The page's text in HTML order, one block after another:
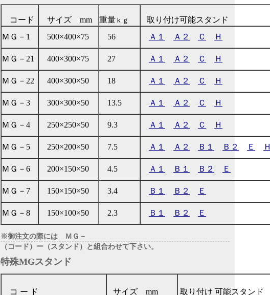
コード サイズ mm 重量 ｋｇ
取り付け可能スタンド
ＭＧ－1
500×400×75 56 Ａ１ Ａ２ Ｃ Ｈ
ＭＧ－21 400×300×75 27 Ａ１ Ａ２ Ｃ Ｈ
ＭＧ－22 400×300×50 18 Ａ１ Ａ２ Ｃ Ｈ
ＭＧ－3 300×300×50 13.5 Ａ１ Ａ２ Ｃ Ｈ
ＭＧ－4 250×250×50 9.3 Ａ１ Ａ２ Ｃ Ｈ
ＭＧ－5 250×200×50 7.5 Ａ１ Ａ２ Ｂ１ Ｂ２ Ｅ Ｈ
ＭＧ－6 200×150×50 4.5 Ａ１ Ｂ１ Ｂ２ Ｅ
ＭＧ－7 150×150×50 3.4 Ｂ１ Ｂ２ Ｅ
ＭＧ－8 150×100×50 2.3 Ｂ１ Ｂ２ Ｅ
※御注文の際には ＭＧ－
（コード）ー（スタンド）と組合わせて下さい。
特殊MGスタンド
コ ー ド サイズ mm 取り付け 可能スタンド